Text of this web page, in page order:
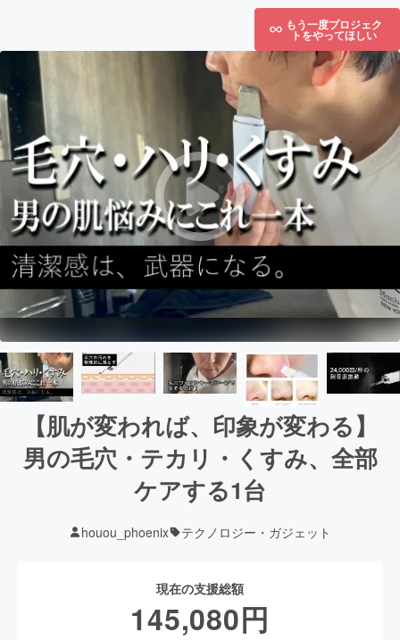
もう一度プロジェク
トをやってほしい
【肌が変われば、印象が変わる】
男の毛穴・テカリ・くすみ、全部
ケアする1台
houou_phoenix テクノロジー・ガジェット
現在の支援総額
145,080円